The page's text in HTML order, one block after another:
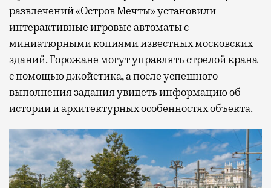
развлечений «Остров Мечты» установили
интерактивные игровые автоматы с
миниатюрными копиями известных московских
зданий. Горожане могут управлять стрелой крана
с помощью джойстика, а после успешного
выполнения задания увидеть информацию об
истории и архитектурных особенностях объекта.